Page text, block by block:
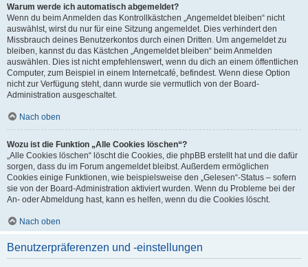
Warum werde ich automatisch abgemeldet?
Wenn du beim Anmelden das Kontrollkästchen „Angemeldet bleiben“ nicht
auswählst, wirst du nur für eine Sitzung angemeldet. Dies verhindert den
Missbrauch deines Benutzerkontos durch einen Dritten. Um angemeldet zu
bleiben, kannst du das Kästchen „Angemeldet bleiben“ beim Anmelden
auswählen. Dies ist nicht empfehlenswert, wenn du dich an einem öffentlichen
Computer, zum Beispiel in einem Internetcafé, befindest. Wenn diese Option
nicht zur Verfügung steht, dann wurde sie vermutlich von der Board-
Administration ausgeschaltet.
Nach oben
Wozu ist die Funktion „Alle Cookies löschen“?
„Alle Cookies löschen“ löscht die Cookies, die phpBB erstellt hat und die dafür
sorgen, dass du im Forum angemeldet bleibst. Außerdem ermöglichen
Cookies einige Funktionen, wie beispielsweise den „Gelesen“-Status – sofern
sie von der Board-Administration aktiviert wurden. Wenn du Probleme bei der
An- oder Abmeldung hast, kann es helfen, wenn du die Cookies löscht.
Nach oben
Benutzerpräferenzen und -einstellungen